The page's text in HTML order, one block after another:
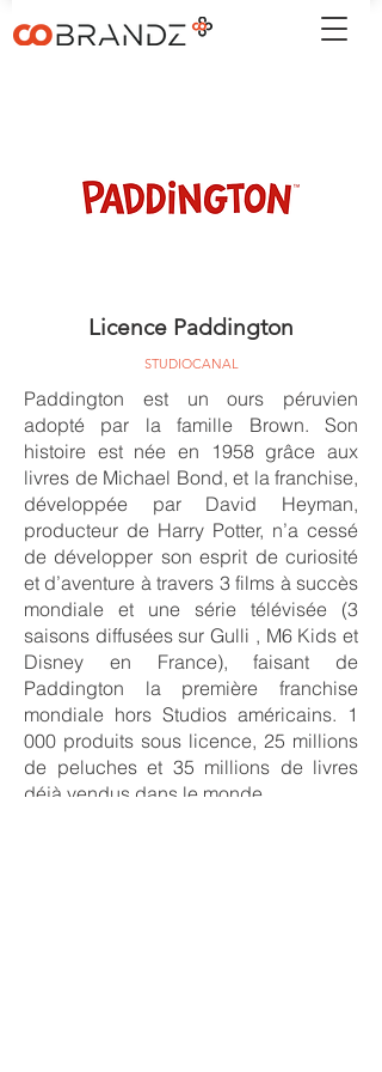
Licence Paddington
STUDIOCANAL
Paddington est un ours péruvien
adopté par la famille Brown. Son
histoire est née en 1958 grâce aux
livres de Michael Bond, et la franchise,
développée par David Heyman,
producteur de Harry Potter, n’a cessé
de développer son esprit de curiosité
et d’aventure à travers 3 films à succès
mondiale et une série télévisée (3
saisons diffusées sur Gulli , M6 Kids et
Disney en France), faisant de
Paddington la première franchise
mondiale hors Studios américains. 1
000 produits sous licence, 25 millions
de peluches et 35 millions de livres
déjà vendus dans le monde.